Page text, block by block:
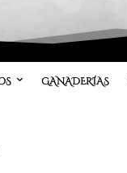
GANADERÍAS